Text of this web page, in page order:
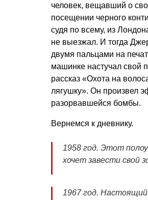
человек, вещавший о
посещении черного
судя по всему, из
не выезжал. И тогда
двумя пальцами на
машинке настучал свой
рассказ «Охота на
лягушку». Он произвел
разорвавшейся бомбы.
Вернемся к дневнику.
1958 год. Этот
хочет завести свой
1967 год. Настоящий